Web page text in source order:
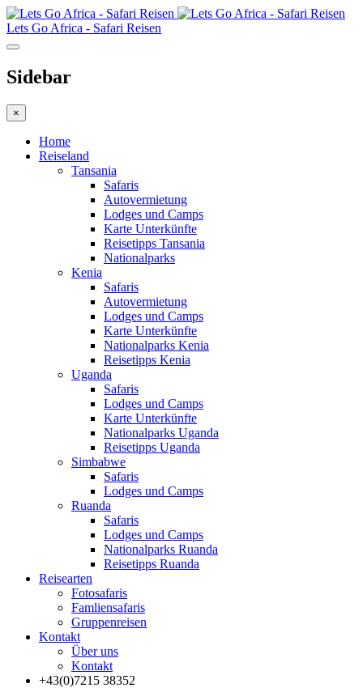
Lets Go Africa - Safari Reisen
Sidebar
×
Home
Reiseland
Tansania
Safaris
Autovermietung
Lodges und Camps
Karte Unterkünfte
Reisetipps Tansania
Nationalparks
Kenia
Safaris
Autovermietung
Lodges und Camps
Karte Unterkünfte
Nationalparks Kenia
Reisetipps Kenia
Uganda
Safaris
Lodges und Camps
Karte Unterkünfte
Nationalparks Uganda
Reisetipps Uganda
Simbabwe
Safaris
Lodges und Camps
Ruanda
Safaris
Lodges und Camps
Nationalparks Ruanda
Reisetipps Ruanda
Reisearten
Fotosafaris
Famliensafaris
Gruppenreisen
Kontakt
Über uns
Kontakt
+43(0)7215 38352